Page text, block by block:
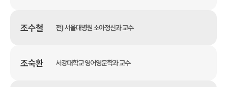
조수철 전) 서울대병원 소아정신과 교수
조숙환 서강대학교 영어영문학과 교수